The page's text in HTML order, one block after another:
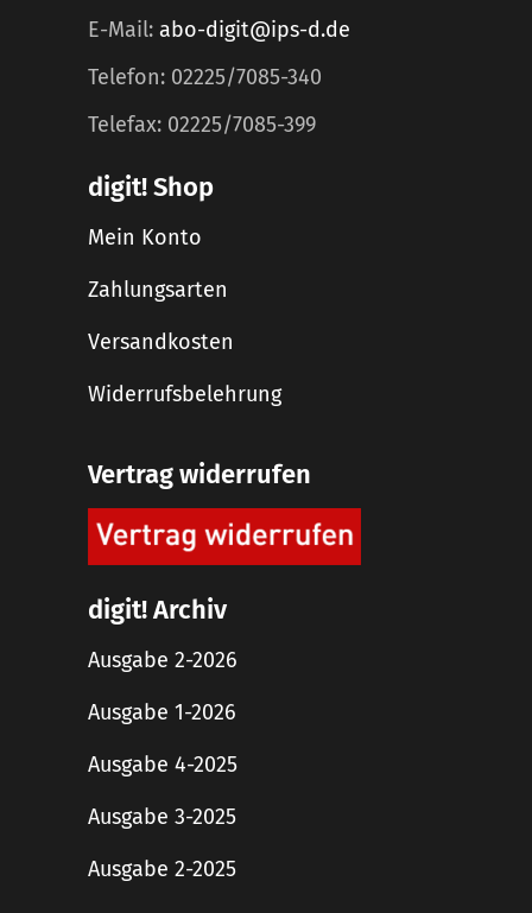
E-Mail: abo-digit@ips-d.de
Telefon: 02225/7085-340
Telefax: 02225/7085-399
digit! Shop
Mein Konto
Zahlungsarten
Versandkosten
Widerrufsbelehrung
Vertrag widerrufen
digit! Archiv
Ausgabe 2-2026
Ausgabe 1-2026
Ausgabe 4-2025
Ausgabe 3-2025
Ausgabe 2-2025